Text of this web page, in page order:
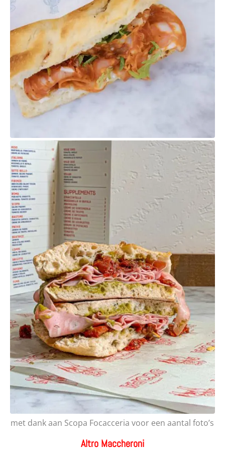
met dank aan Scopa Focacceria voor een aantal foto’s
Altro Maccheroni